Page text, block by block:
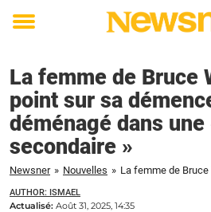
Toggle
La femme de Bruce
point sur sa
déménagé dans
secondaire »
Newsner » Nouvelles »
AUTHOR: ISMAEL
Actualisé: Août 31, 2025, 14:35